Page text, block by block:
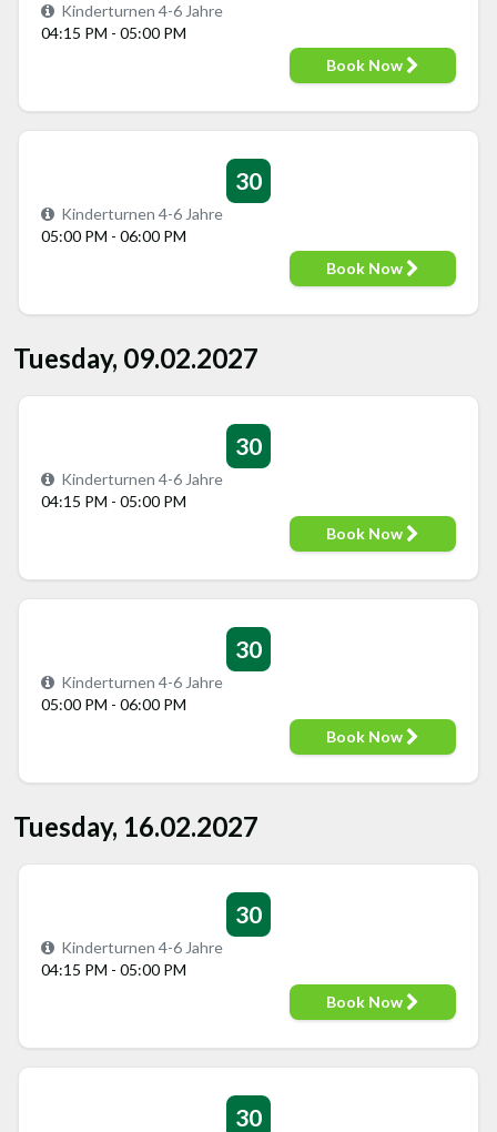
Kinderturnen 4-6 Jahre
04:15 PM - 05:00 PM
Book Now
30
Kinderturnen 4-6 Jahre
05:00 PM - 06:00 PM
Book Now
Tuesday, 09.02.2027
30
Kinderturnen 4-6 Jahre
04:15 PM - 05:00 PM
Book Now
30
Kinderturnen 4-6 Jahre
05:00 PM - 06:00 PM
Book Now
Tuesday, 16.02.2027
30
Kinderturnen 4-6 Jahre
04:15 PM - 05:00 PM
Book Now
30